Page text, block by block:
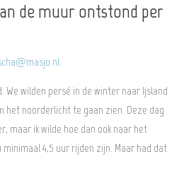
de muur ontstond per
We wilden persé in de winter naar Ijsland
het noorderlicht te gaan zien. Deze dag
maar ik wilde hoe dan ook naar het
minimaal 4,5 uur rijden zijn. Maar had dat